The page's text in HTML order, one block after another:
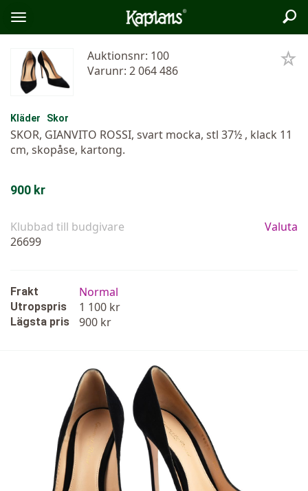
Logo Sök
Öppna/stäng
meny
Auktionsnr: 100
Varunr: 2 064 486
Kläder Skor
SKOR, GIANVITO ROSSI, svart mocka, stl 37½ , klack 11
cm, skopåse, kartong.
900 kr
Klubbad till budgivare
26699
Valuta
Frakt Normal
Utropspris 1 100 kr
Lägsta pris 900 kr